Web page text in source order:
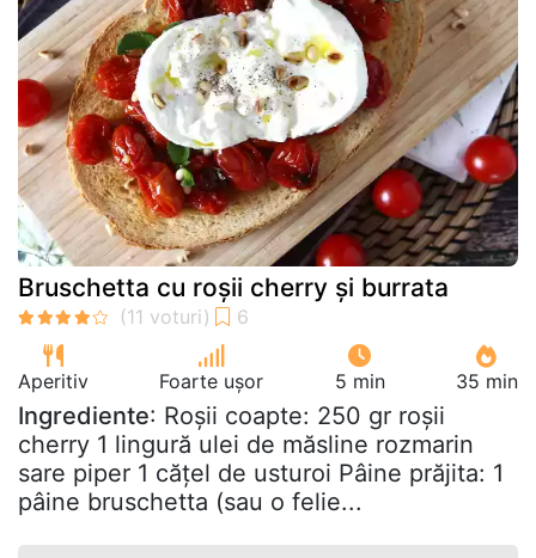
Bruschetta cu roșii cherry și burrata
Aperitiv Foarte ușor 5 min 35 min
Ingrediente: Roșii coapte: 250 gr roșii
cherry 1 lingură ulei de măsline rozmarin
sare piper 1 cățel de usturoi Pâine prăjita: 1
pâine bruschetta (sau o felie...